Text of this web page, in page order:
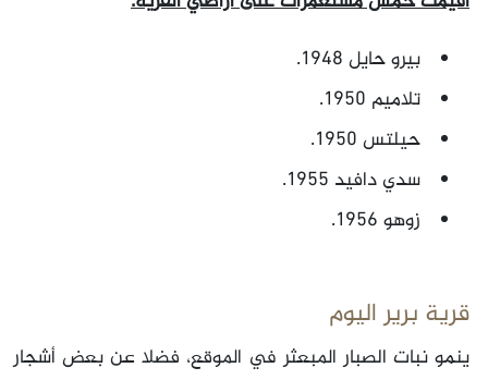
بيرو حايل 1948.
تلاميم 1950.
حيلتس 1950.
سدي دافيد 1955.
زوهو 1956.
قرية برير اليوم
ينمو نبات الصبار المبعثر في الموقع، فضلا عن بعض أشجار